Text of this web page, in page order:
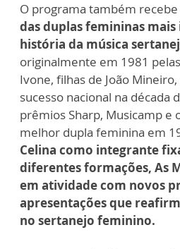
O programa também recebe
das duplas femininas
história da música
originalmente em 1981
Ivone, filhas de João
sucesso nacional na década
prêmios Sharp, Musicamp e
melhor dupla feminina em
Celina como integrante
diferentes formações, As
em atividade com novos
apresentações que
no sertanejo feminino.